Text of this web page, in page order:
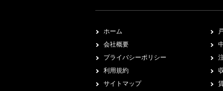
ホーム
会社概要
プライバシーポリシー
利用規約
サイトマップ